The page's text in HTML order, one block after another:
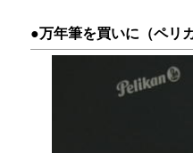
●万年筆を買いに（ペリ